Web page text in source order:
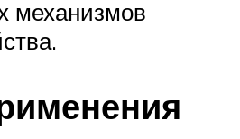
механизмов